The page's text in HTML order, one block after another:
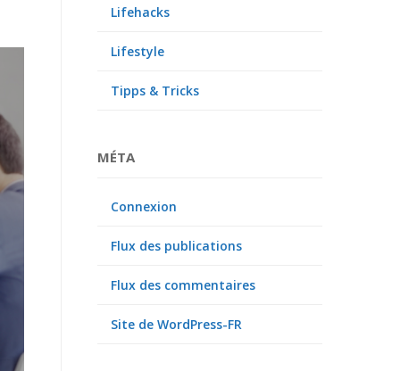
Lifehacks
Lifestyle
Tipps & Tricks
MÉTA
Connexion
Flux des publications
Flux des commentaires
Site de WordPress-FR